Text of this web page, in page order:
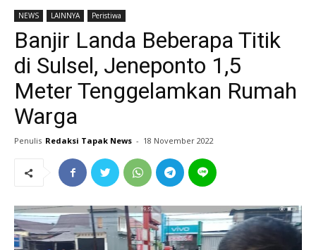
NEWS LAINNYA Peristiwa
Banjir Landa Beberapa Titik
di Sulsel, Jeneponto 1,5
Meter Tenggelamkan Rumah
Warga
Penulis Redaksi Tapak News - 18 November 2022